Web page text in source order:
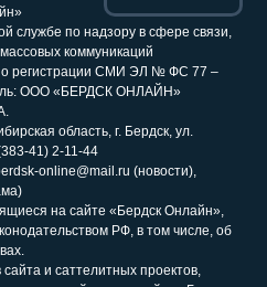
службе по надзору в сфере связи,
коммуникаций
о регистрации СМИ ЭЛ № ФС 77 –
ООО «БЕРДСК ОНЛАЙН»
область, г. Бердск, ул.
41) 2-11-44
online@mail.ru (новости),
на сайте «Бердск Онлайн»,
РФ, в том числе, об
и саттелитных проектов,